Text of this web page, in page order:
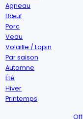
Agneau
Bœuf
Porc
Veau
Volaille / Lapin
Par saison
Automne
Été
Hiver
Printemps